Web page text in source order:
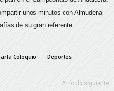
unos minutos con Almudena
de su gran referente.
Coloquio Deportes
Artículo siguiente